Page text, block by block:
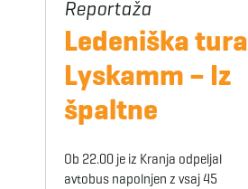
Ledeniška tura
Lyskamm – Iz
špaltne
Ob 22.00 je iz Kranja odpeljal
avtobus napolnjen z vsaj 45